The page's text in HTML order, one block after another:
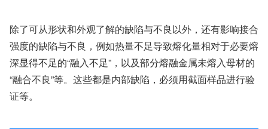
除了可从形状和外观了解的缺陷与不良以外，还有影响接合
强度的缺陷与不良，例如热量不足导致熔化量相对于必要熔
深显得不足的“融入不足”，以及部分熔融金属未熔入母材的
“融合不良”等。这些都是内部缺陷，必须用截面样品进行验
证等。